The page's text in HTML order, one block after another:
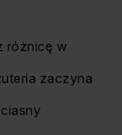
różnicę w
zaczyna